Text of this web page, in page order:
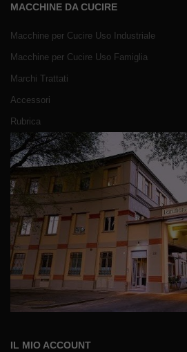
MACCHINE DA CUCIRE
Macchine per Cucire Uso Industriale
Macchine per Cucire Uso Famiglia
Marchi Trattati
Accessori
Rubrica
IL MIO ACCOUNT